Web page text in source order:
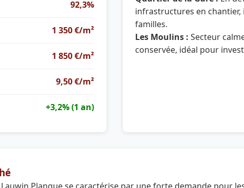
92,3%
1 350 €/m²
1 850 €/m²
9,50 €/m²
+3,2% (1 an)
infrastructures en chantier,
familles.
Les Moulins : Secteur
conservée, idéal pour